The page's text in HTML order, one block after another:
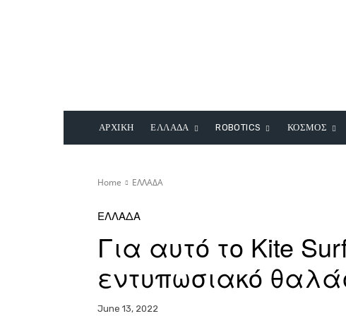
ΑΡΧΙΚΗ ΕΛΛΑΔΑ ROBOTICS ΚΟΣΜΟΣ
Home ΕΛΛΑΔΑ
ΕΛΛΑΔΑ
Για αυτό το Kite
εντυπωσιακό
June 13, 2022